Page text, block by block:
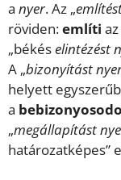
a nyer. Az „
röviden:említi
„békéselintézést
A „bizonyítást
helyett
a
„megállapítást
határozatképes”